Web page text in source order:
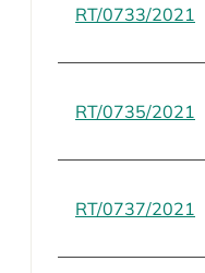
RT/0733/2021
RT/0735/2021
RT/0737/2021